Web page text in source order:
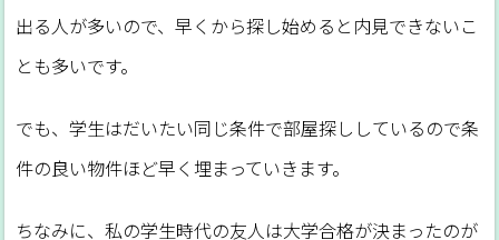
出る人が多いので、早くから探し始めると内見できないこ
とも多いです。
でも、学生はだいたい同じ条件で部屋探ししているので条
件の良い物件ほど早く埋まっていきます。
ちなみに、私の学生時代の友人は大学合格が決まったのが